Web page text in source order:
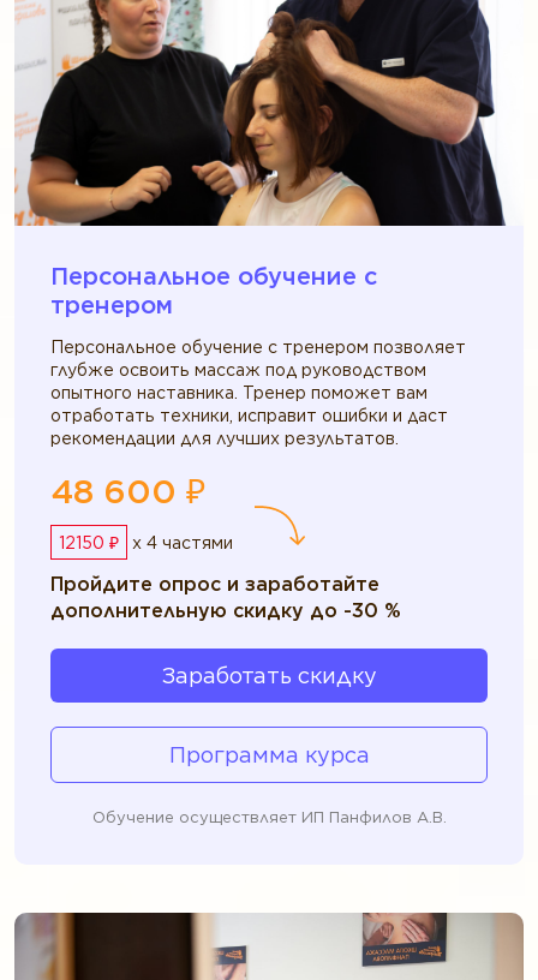
Персональное обучение c
тренером
Персональное обучение с тренером позволяет
глубже освоить массаж под руководством
опытного наставника. Тренер поможет вам
отработать техники, исправит ошибки и даст
рекомендации для лучших результатов.
48 600 ₽
12150 ₽ x 4 частями
Пройдите опрос и заработайте
дополнительную скидку до -30 %
Заработать скидку
Программа курса
Обучение осуществляет ИП Панфилов А.В.